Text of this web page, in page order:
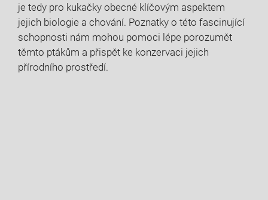
⁢je tedy pro kukačky obecné klíčovým aspektem
jejich biologie a chování. Poznatky o této fascinující
schopnosti nám ​mohou pomoci lépe porozumět
těmto ptákům a přispět ke konzervaci jejich⁤
přírodního prostředí.